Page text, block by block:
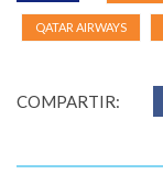
QATAR AIRWAYS
COMPARTIR: